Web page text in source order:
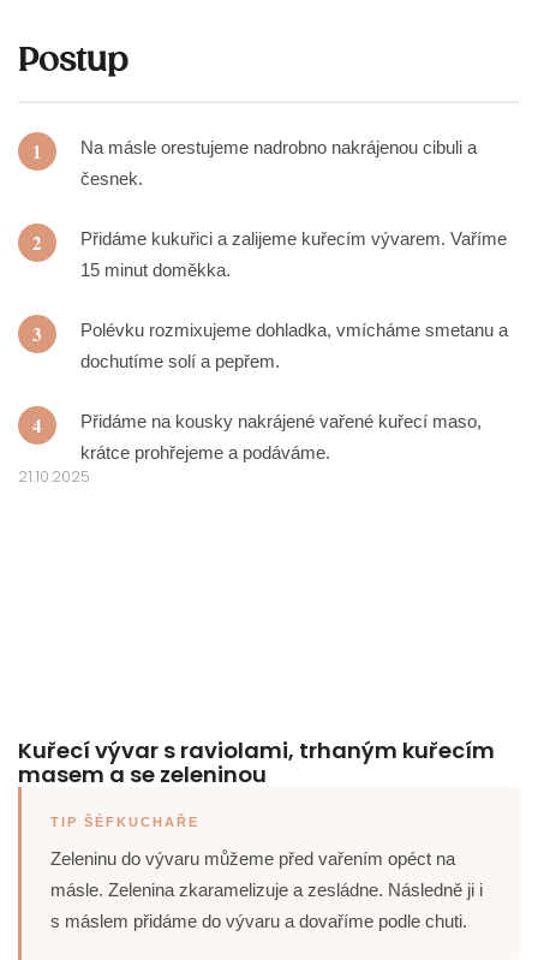
21.10.2025
Postup
1
Na másle orestujeme nadrobno nakrájenou cibuli a
česnek.
2
Přidáme kukuřici a zalijeme kuřecím vývarem. Vaříme
15 minut doměkka.
3
Polévku rozmixujeme dohladka, vmícháme smetanu a
dochutíme solí a pepřem.
4
Přidáme na kousky nakrájené vařené kuřecí maso,
krátce prohřejeme a podáváme.
Kuřecí vývar s raviolami, trhaným kuřecím
masem a se zeleninou
TIP ŠÉFKUCHAŘE
Zeleninu do vývaru můžeme před vařením opéct na
másle. Zelenina zkaramelizuje a zesládne. Následně ji i
s máslem přidáme do vývaru a dovaříme podle chuti.